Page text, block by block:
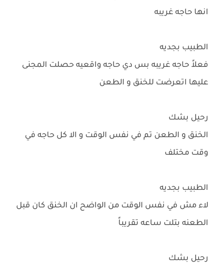
انها حاجه غريبه
الطبيب بجديه
فعلاً حاجه غريبه بس دي حاجه واقعيه حصلت المجنى
عليها اتعرضت للخنق و الطعن
رحيل بشك
الخنق و الطعن تم في نفس الوقت و الا كل حاجه في
وقت مختلف
الطبيب بجديه
لاء مش في نفس الوقت من الواضح ان الخنق كان قبل
الطعنه بتلت ساعه تقريباً
رحيل بشك